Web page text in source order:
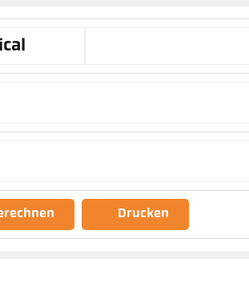
Drucken